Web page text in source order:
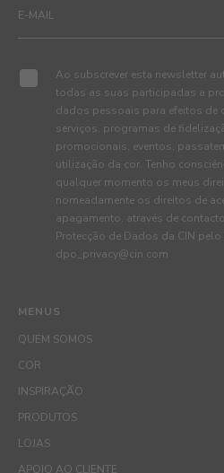
MENUS
QUEM SOMOS
COR
INSPIRAÇÃO
PRODUTOS
LOJAS
APOIO AO CLIENTE
Ao subscrever esta newsletter
todas as suas participadas a
dados pessoais para efeitos de
serviços, programas de
promocionais, eventos,
utilização da cor. Tenho
qualquer momento os meus
nomeadamente os direitos de
apagamento, através de
Protecção de Dados da CIN
dpo_privacy@cin.com